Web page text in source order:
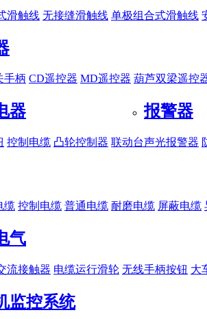
滑触线 无接缝滑触线 单极组合式滑触线
手柄 CD遥控器 MD遥控器 葫芦双梁遥控
器
控制电缆 凸轮控制器 联动台
报警器
声光报警器
缆 控制电缆 普通电缆 耐磨电缆 屏蔽电缆
气
流接触器 电缆运行滑轮 无线手柄按钮 大
监控系统